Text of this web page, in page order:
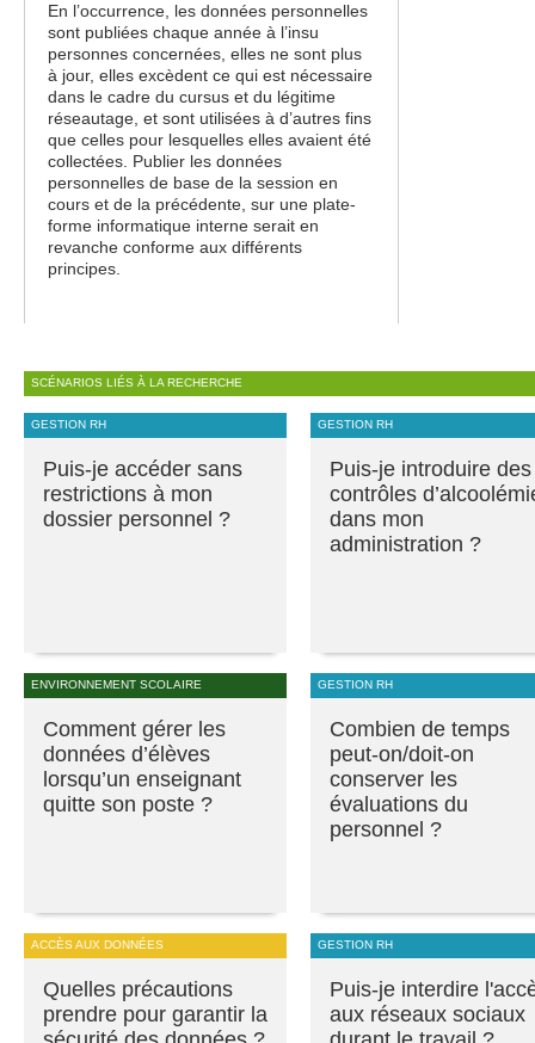
En l’occurrence, les données personnelles
sont publiées chaque année à l’insu
personnes concernées, elles ne sont plus
à jour, elles excèdent ce qui est nécessaire
dans le cadre du cursus et du légitime
réseautage, et sont utilisées à d’autres fins
que celles pour lesquelles elles avaient été
collectées. Publier les données
personnelles de base de la session en
cours et de la précédente, sur une plate-
forme informatique interne serait en
revanche conforme aux différents
principes.
SCÉNARIOS LIÉS À LA RECHERCHE
GESTION RH
Puis-je accéder sans
restrictions à mon
dossier personnel ?
GESTION RH
Puis-je introduire des
contrôles
dans mon
administration ?
ENVIRONNEMENT SCOLAIRE
Comment gérer les
données d’élèves
lorsqu’un enseignant
quitte son poste ?
GESTION RH
Combien de temps
peut-on/doit-on
conserver les
évaluations du
personnel ?
ACCÈS AUX DONNÉES
Quelles précautions
prendre pour garantir la
GESTION RH
Puis-je interdire
aux réseaux sociaux